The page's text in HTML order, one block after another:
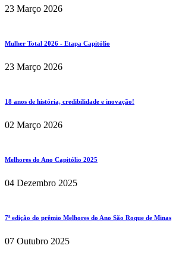
23 Março 2026
Mulher Total 2026 - Etapa Capitólio
23 Março 2026
18 anos de história, credibilidade e inovação!
02 Março 2026
Melhores do Ano Capitólio 2025
04 Dezembro 2025
7ª edição do prêmio Melhores do Ano São Roque de Minas
07 Outubro 2025